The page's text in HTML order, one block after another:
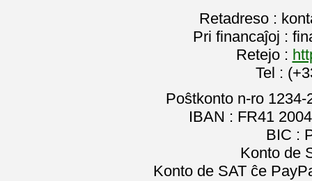
Retadreso :
Pri financaĵoj :
Retejo :
Tel :
Poŝtkonto n-ro
IBAN : FR41
BIC :
Konto de
Konto de SAT ĉe